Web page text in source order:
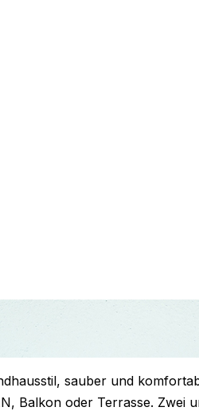
sauber und
Balkon oder Terrasse. Zwei